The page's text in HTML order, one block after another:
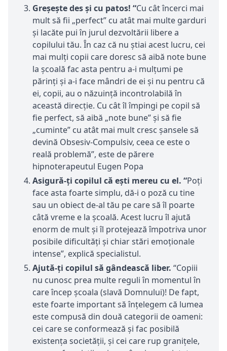
Greșește des și cu patos! “Cu cât încerci mai
mult să fii „perfect” cu atât mai multe garduri
și lacăte pui în jurul dezvoltării libere a
copilului tău. În caz că nu știai acest lucru, cei
mai mulți copii care doresc să aibă note bune
la școală fac asta pentru a-i mulțumi pe
părinți și a-i face mândri de ei și nu pentru că
ei, copii, au o năzuință incontrolabilă în
această direcție. Cu cât îl împingi pe copil să
fie perfect, să aibă „note bune” și să fie
„cuminte” cu atât mai mult cresc șansele să
devină Obsesiv-Compulsiv, ceea ce este o
reală problemă”, este de părere
hipnoterapeutul Eugen Popa
Asigură-ți copilul că ești mereu cu el. “Poți
face asta foarte simplu, dă-i o poză cu tine
sau un obiect de-al tău pe care să îl poarte
câtă vreme e la școală. Acest lucru îl ajută
enorm de mult și îl protejează împotriva unor
posibile dificultăți și chiar stări emoționale
intense”, explică specialistul.
Ajută-ți copilul să gândească liber. “Copiii
nu cunosc prea multe reguli în momentul în
care încep școala (slavă Domnului)! De fapt,
este foarte important să înțelegem că lumea
este compusă din două categorii de oameni:
cei care se conformează și fac posibilă
existența societății, și cei care rup granițele,